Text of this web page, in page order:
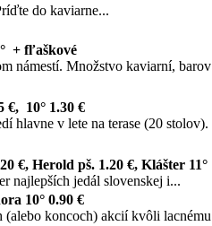
do kaviarne...
+ fľaškové
námestí. Množstvo kaviarní,
€, 10° 1.30 €
hlavne v lete na terase (20
€, Herold pš. 1.20 €, Klášter
najlepších jedál slovenskej i...
10° 0.90 €
koncoch) akcií kvôli